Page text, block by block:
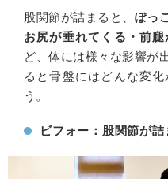
股関節が詰まると、 ぽっ
お尻が垂れてくる・前
ど、体には様々な影響が
ると骨盤にはどんな変
う。
ビフォー：股関節が